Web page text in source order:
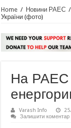
Home / Новини РАЕС /
України (фото)
На РАЕС
Varash Info
Залишити коментар